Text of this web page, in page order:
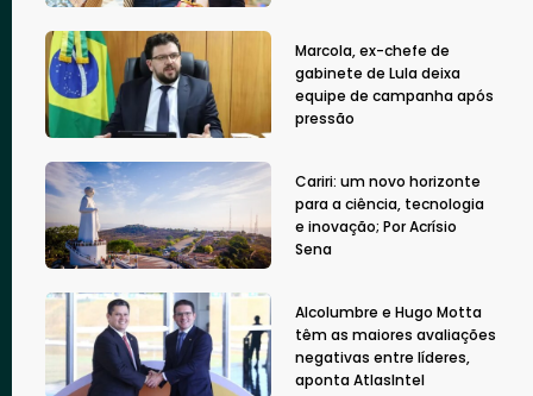
Marcola, ex-chefe de
gabinete de Lula deixa
equipe de campanha após
pressão
Cariri: um novo horizonte
para a ciência, tecnologia
e inovação; Por Acrísio
Sena
Alcolumbre e Hugo Motta
têm as maiores avaliações
negativas entre líderes,
aponta AtlasIntel